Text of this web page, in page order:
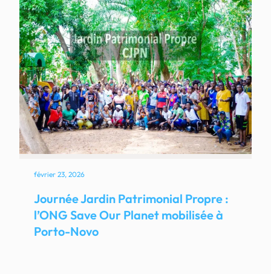
février 23, 2026
Journée Jardin Patrimonial Propre :
l’ONG Save Our Planet mobilisée à
Porto-Novo